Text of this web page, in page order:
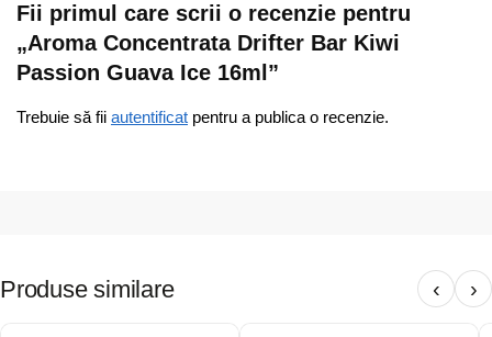
Fii primul care scrii o recenzie pentru
„Aroma Concentrata Drifter Bar Kiwi
Passion Guava Ice 16ml”
Trebuie să fii autentificat pentru a publica o recenzie.
Produse similare ‹ ›